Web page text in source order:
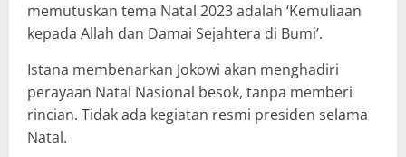
memutuskan tema Natal 2023 adalah ‘Kemuliaan
kepada Allah dan Damai Sejahtera di Bumi’.
Istana membenarkan Jokowi akan menghadiri
perayaan Natal Nasional besok, tanpa memberi
rincian. Tidak ada kegiatan resmi presiden selama
Natal.